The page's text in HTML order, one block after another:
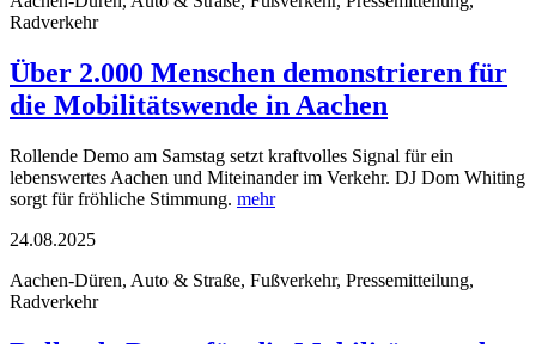
Radverkehr
Über 2.000 Menschen demonstrieren für
die Mobilitätswende in Aachen
Rollende Demo am Samstag setzt kraftvolles Signal für ein
lebenswertes Aachen und Miteinander im Verkehr. DJ Dom Whiting
sorgt für fröhliche Stimmung. mehr
24.08.2025
Aachen-Düren, Auto & Straße, Fußverkehr, Pressemitteilung,
Radverkehr